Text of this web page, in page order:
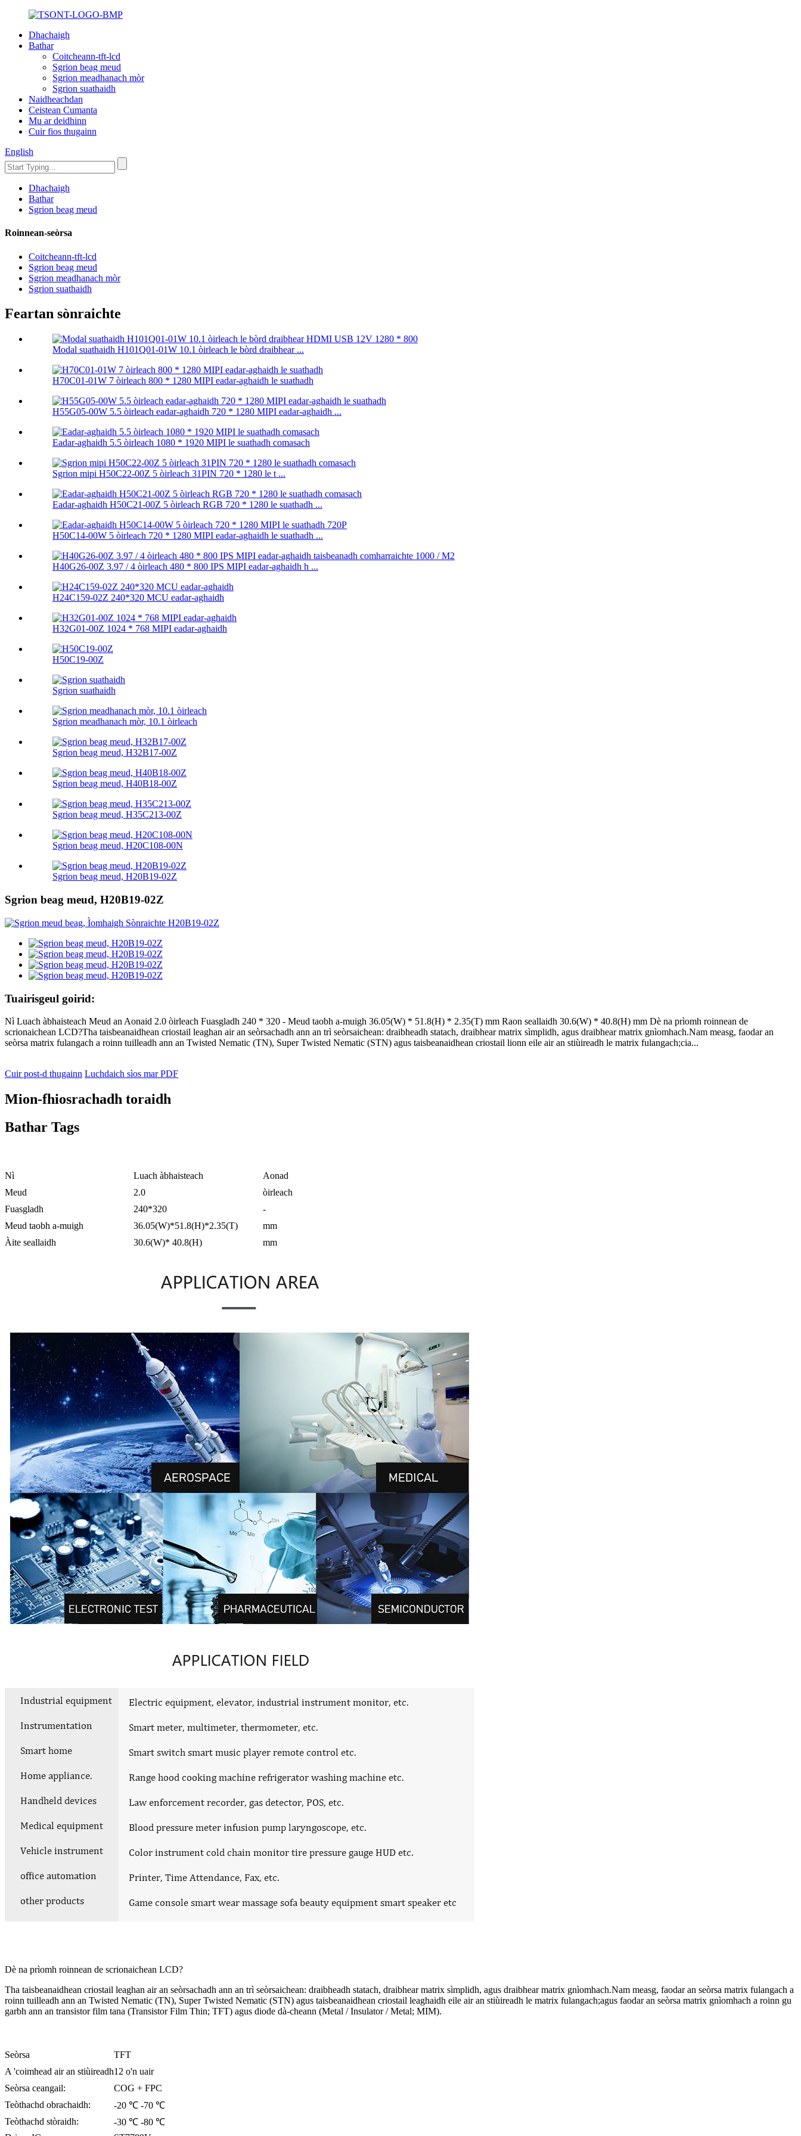
Dhachaigh
Bathar
Coitcheann-tft-lcd
Sgrion beag meud
Sgrion meadhanach mòr
Sgrion suathaidh
Naidheachdan
Ceistean Cumanta
Mu ar deidhinn
Cuir fios thugainn
English
Dhachaigh
Bathar
Sgrion beag meud
Roinnean-seòrsa
Coitcheann-tft-lcd
Sgrion beag meud
Sgrion meadhanach mòr
Sgrion suathaidh
Feartan sònraichte
Modal suathaidh H101Q01-01W 10.1 òirleach le bòrd draibhear ...
H70C01-01W 7 òirleach 800 * 1280 MIPI eadar-aghaidh le suathadh
H55G05-00W 5.5 òirleach eadar-aghaidh 720 * 1280 MIPI eadar-aghaidh ...
Eadar-aghaidh 5.5 òirleach 1080 * 1920 MIPI le suathadh comasach
Sgrion mipi H50C22-00Z 5 òirleach 31PIN 720 * 1280 le t ...
Eadar-aghaidh H50C21-00Z 5 òirleach RGB 720 * 1280 le suathadh ...
H50C14-00W 5 òirleach 720 * 1280 MIPI eadar-aghaidh le suathadh ...
H40G26-00Z 3.97 / 4 òirleach 480 * 800 IPS MIPI eadar-aghaidh h ...
H24C159-02Z 240*320 MCU eadar-aghaidh
H32G01-00Z 1024 * 768 MIPI eadar-aghaidh
H50C19-00Z
Sgrion suathaidh
Sgrion meadhanach mòr, 10.1 òirleach
Sgrion beag meud, H32B17-00Z
Sgrion beag meud, H40B18-00Z
Sgrion beag meud, H35C213-00Z
Sgrion beag meud, H20C108-00N
Sgrion beag meud, H20B19-02Z
Sgrion beag meud, H20B19-02Z
Tuairisgeul goirid:
Nì Luach àbhaisteach Meud an Aonaid 2.0 òirleach Fuasgladh 240 * 320 - Meud taobh a-muigh 36.05(W) * 51.8(H) * 2.35(T) mm Raon seallaidh 30.6(W) * 40.8(H) mm Dè na prìomh roinnean de
scrionaichean LCD?Tha taisbeanaidhean criostail leaghan air an seòrsachadh ann an trì seòrsaichean: draibheadh ​​​​statach, draibhear matrix sìmplidh, agus draibhear matrix gnìomhach.Nam measg, faodar an
seòrsa matrix fulangach a roinn tuilleadh ann an Twisted Nematic (TN), Super Twisted Nematic (STN) agus taisbeanaidhean criostail lionn eile air an stiùireadh le matrix fulangach;cia...
Cuir post-d thugainn Luchdaich sìos mar PDF
Mion-fhiosrachadh toraidh
Bathar Tags
Nì Luach àbhaisteach
Aonad
Meud
2.0
òirleach
Fuasgladh
240*320
-
Meud taobh a-muigh
36.05(W)*51.8(H)*2.35(T)
mm
Àite seallaidh
30.6(W)* 40.8(H) mm
Dè na prìomh roinnean de scrionaichean LCD?
Tha taisbeanaidhean criostail leaghan air an seòrsachadh ann an trì seòrsaichean: draibheadh ​​​​statach, draibhear matrix sìmplidh, agus draibhear matrix gnìomhach.Nam measg, faodar an seòrsa matrix fulangach a
roinn tuilleadh ann an Twisted Nematic (TN), Super Twisted Nematic (STN) agus taisbeanaidhean criostail leaghaidh eile air an stiùireadh le matrix fulangach;agus faodar an seòrsa matrix gnìomhach a roinn gu
garbh ann an transistor film tana (Transistor Film Thin; TFT) agus diode dà-cheann (Metal / Insulator / Metal; MIM).
Seòrsa
TFT
A 'coimhead air an stiùireadh12 o'n uair
Seòrsa ceangail:
COG + FPC
Teòthachd obrachaidh:
-20 ℃ -70 ℃
Teòthachd stòraidh:
-30 ℃ -80 ℃